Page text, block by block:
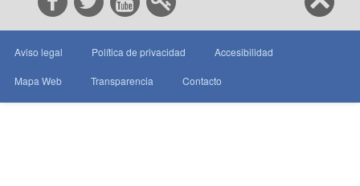
Aviso legal Política de privacidad Accesibilidad
Mapa Web Transparencia Contacto